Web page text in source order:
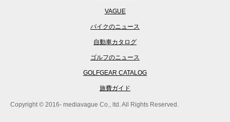
VAGUE
バイクのニュース
自動車カタログ
ゴルフのニュース
GOLFGEAR CATALOG
旅費ガイド
Copyright © 2016- mediavague Co., ltd. All Rights Reserved.